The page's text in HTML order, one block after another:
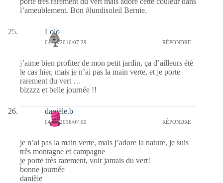
l’ameublement. Bon #lundisoleil Bernie.
Lolo
04/04/2016/07:29 RÉPONDRE
j’aime bien profiter de mon petit jardin, ça d’ailleurs été
le cas hier, mais je n’ai pas la main verte, et je porte
rarement du vert …
bizzzz et belle journée !!
danièle.b
04/04/2016/07:00 RÉPONDRE
je n’ai pas la main verte, mais j’adore la nature, je suis
très montagne et campagne
je porte très rarement, voir jamais du vert!
bonne journée
danièle